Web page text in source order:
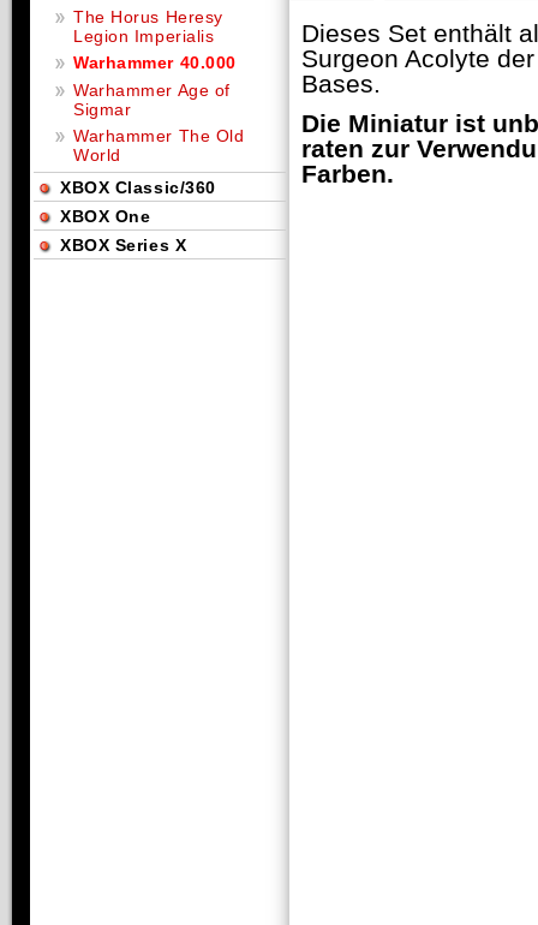
Dieses Set enthält
Surgeon Acolyte
Bases.
Die Miniatur ist
raten zur
Farben.
The Horus Heresy
Legion Imperialis
Warhammer 40.000
Warhammer Age of
Sigmar
Warhammer The Old
World
XBOX Classic/360
XBOX One
XBOX Series X